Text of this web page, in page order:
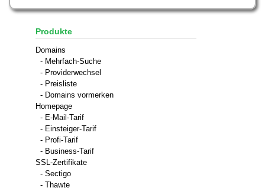
Produkte
Domains
- Mehrfach-Suche
- Providerwechsel
- Preisliste
- Domains vormerken
Homepage
- E-Mail-Tarif
- Einsteiger-Tarif
- Profi-Tarif
- Business-Tarif
SSL-Zertifikate
- Sectigo
- Thawte